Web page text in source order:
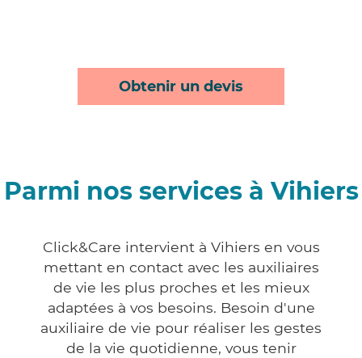
Obtenir un devis
Parmi nos services à Vihiers
Click&Care intervient à Vihiers en vous
mettant en contact avec les auxiliaires
de vie les plus proches et les mieux
adaptées à vos besoins. Besoin d'une
auxiliaire de vie pour réaliser les gestes
de la vie quotidienne, vous tenir